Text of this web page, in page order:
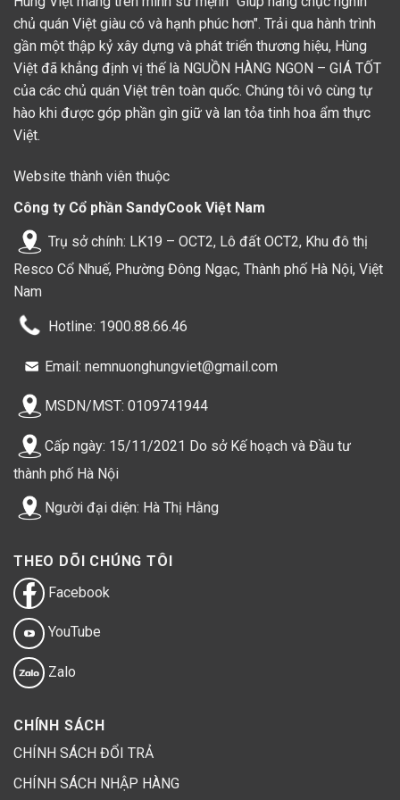
Hiện nay, Hùng Việt đang cung cấp 3 lựa chọn về sản phẩm
chả cốm cho các anh chị chủ quán là loại đặc biệt, loại ngon
và loại phổ thông. Trong đó, chả cốm loại phổ thông được
nhiều chủ quán tin tưởng lựa chọn bởi chi phí nhập sỉ không
quá cao mà vẫn đảm bảo được chất lượng cho khách hàng.
Đặc biệt, đối với các quán ăn bình dân, chả cốm loại phổ
thông có khả năng phục vụ tốt các nhóm đối tượng học sinh,
sinh viên, công nhân hoặc khách hàng có thu nhập thấp. Do
đó, sản phẩm này rất thích hợp cho các chủ quán kinh doanh
tại các tỉnh thành có mức sống trung bình, chi phí sinh hoạt
không quá cao.
Chả cốm loại phổ thông Hùng Việt có gì nổi
Chất lượng nguyên liệu đạt chuẩn
Mặc dù giá thành rẻ hơn hai loại chả cốm ngon và đặc biệt
nhưng chả cốm loại phổ thông vẫn sở hữu chất lượng
nguyên liệu đạt chuẩn. Thịt heo được chọn lọc kỹ lưỡng từ
trang trại mổ tươi mới mỗi ngày, đảm bảo vệ sinh an toàn
thực phẩm.
chủ quán Việt giàu có và hạnh phúc hơn". Trải qua hành trình
gần một thập kỷ xây dựng và phát triển thương hiệu, Hùng
Việt đã khẳng định vị thế là NGUỒN HÀNG NGON – GIÁ TỐT
của các chủ quán Việt trên toàn quốc. Chúng tôi vô cùng tự
hào khi được góp phần gìn giữ và lan tỏa tinh hoa ẩm thực
Việt.
Website thành viên thuộc
Công ty Cổ phần SandyCook Việt Nam
Trụ sở chính: LK19 – OCT2, Lô đất OCT2, Khu đô thị
Resco Cổ Nhuế, Phường Đông Ngạc, Thành phố Hà Nội, Việt
Nam
Hotline: 1900.88.66.46
Email: nemnuonghungviet@gmail.com
MSDN/MST: 0109741944
Cấp ngày: 15/11/2021 Do sở Kế hoạch và Đầu tư
thành phố Hà Nội
Người đại diện: Hà Thị Hằng
THEO DÕI CHÚNG TÔI
Facebook
YouTube
Zalo
CHÍNH SÁCH
CHÍNH SÁCH ĐỔI TRẢ
CHÍNH SÁCH NHẬP HÀNG